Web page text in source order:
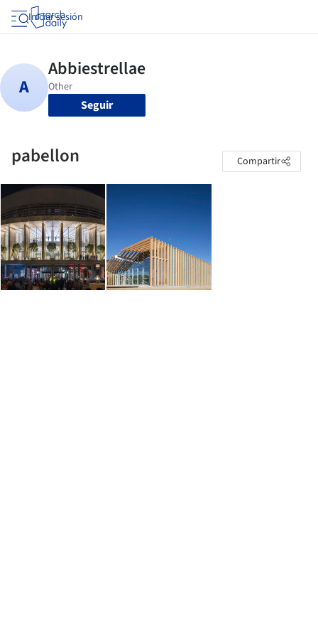
Iniciar sesión
Seguir
pabellon Compartir